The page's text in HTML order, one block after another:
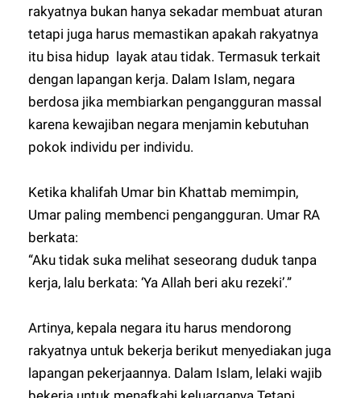
rakyatnya bukan hanya sekadar membuat aturan
tetapi juga harus memastikan apakah rakyatnya
itu bisa hidup layak atau tidak. Termasuk terkait
dengan lapangan kerja. Dalam Islam, negara
berdosa jika membiarkan pengangguran massal
karena kewajiban negara menjamin kebutuhan
pokok individu per individu.
Ketika khalifah Umar bin Khattab memimpin,
Umar paling membenci pengangguran. Umar RA
berkata:
“Aku tidak suka melihat seseorang duduk tanpa
kerja, lalu berkata: ‘Ya Allah beri aku rezeki’.”
Artinya, kepala negara itu harus mendorong
rakyatnya untuk bekerja berikut menyediakan juga
lapangan pekerjaannya. Dalam Islam, lelaki wajib